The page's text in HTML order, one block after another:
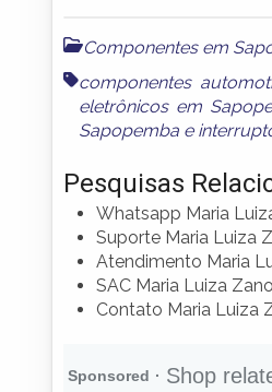
Componentes em
componentes
eletrônicos em
Sapopemba e
Pesquisas
Whatsapp Maria
Suporte Maria Luiza
Atendimento Maria
SAC Maria Luiza
Contato Maria Luiza